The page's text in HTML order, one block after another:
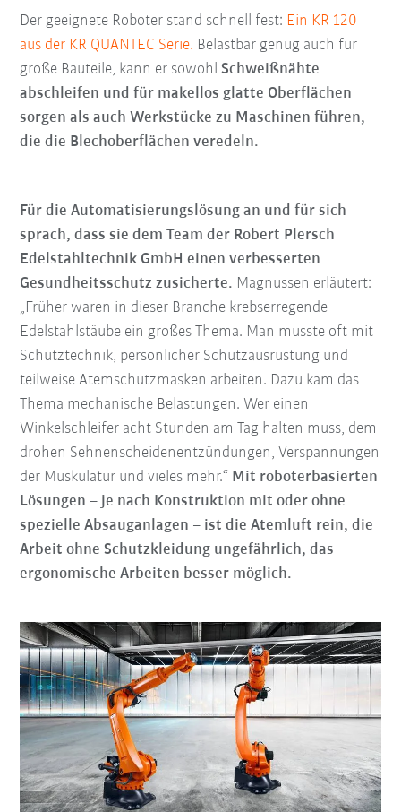
Der geeignete Roboter stand schnell fest: Ein KR 120
aus der KR QUANTEC Serie. Belastbar genug auch für
große Bauteile, kann er sowohlSchweißnähte
abschleifen und für makellos glatte Oberflächen
sorgen als auch Werkstücke zu Maschinen führen,
die die Blechoberflächen veredeln.
Für die Automatisierungslösung an und für sich
sprach, dass sie dem Team der Robert Plersch
Edelstahltechnik GmbH einen verbesserten
Gesundheitsschutz zusicherte. Magnussen erläutert:
„Früher waren in dieser Branche krebserregende
Edelstahlstäube ein großes Thema. Man musste oft mit
Schutztechnik, persönlicher Schutzausrüstung und
teilweise Atemschutzmasken arbeiten. Dazu kam das
Thema mechanische Belastungen. Wer einen
Winkelschleifer acht Stunden am Tag halten muss, dem
drohen Sehnenscheidenentzündungen, Verspannungen
der Muskulatur und vieles mehr.“ Mit roboterbasierten
Lösungen – je nach Konstruktion mit oder ohne
spezielle Absauganlagen – ist die Atemluft rein, die
Arbeit ohne Schutzkleidung ungefährlich, das
ergonomische Arbeiten besser möglich.